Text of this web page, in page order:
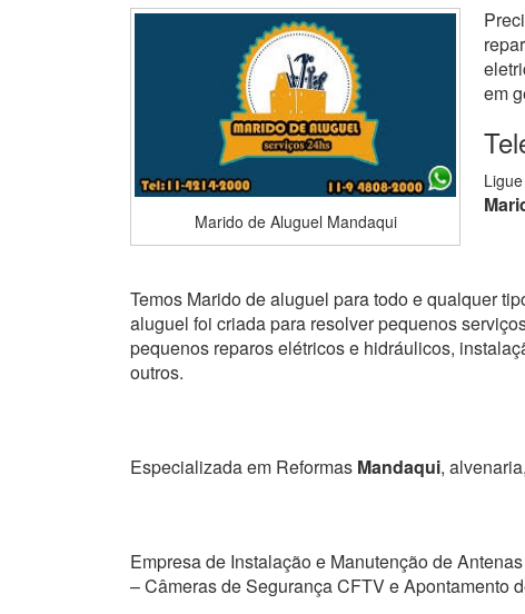
Marido de Aluguel Mandaqui
em
Temos Marido de aluguel para todo e qualquer
aluguel foi criada para resolver pequenos
pequenos reparos elétricos e hidráulicos,
outros.
Especializada em Reformas Mandaqui,
Empresa de Instalação e Manutenção de Antenas
– Câmeras de Segurança CFTV e Apontamento